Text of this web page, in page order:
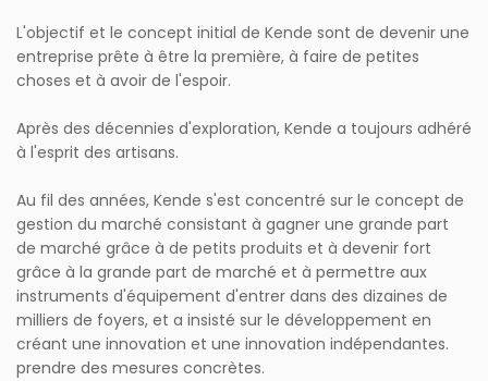
L'objectif et le concept initial de Kende sont de devenir une
entreprise prête à être la première, à faire de petites
choses et à avoir de l'espoir.
Après des décennies d'exploration, Kende a toujours adhéré
à l'esprit des artisans.
Au fil des années, Kende s'est concentré sur le concept de
gestion du marché consistant à gagner une grande part
de marché grâce à de petits produits et à devenir fort
grâce à la grande part de marché et à permettre aux
instruments d'équipement d'entrer dans des dizaines de
milliers de foyers, et a insisté sur le développement en
créant une innovation et une innovation indépendantes.
prendre des mesures concrètes.